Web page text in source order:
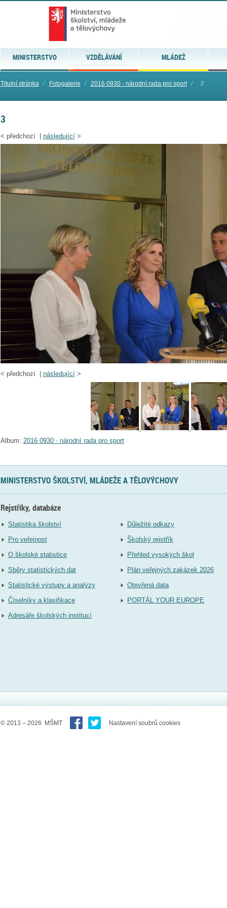
MINISTERSTVO VZDĚLÁVÁNÍ MLÁDEŽ
Titulní stránka ⁄ Fotogalerie ⁄ 2016 0930 - národní rada pro sport ⁄ 3
3
< předchozí | následující>
< předchozí | následující>
Album: 2016 0930 - národní rada pro sport
MINISTERSTVO ŠKOLSTVÍ, MLÁDEŽE A TĚLOVÝCHOVY
Rejstříky, databáze
Statistika školství
Pro veřejnost
O školské statistice
Sběry statistických dat
Statistické výstupy a analýzy
Číselníky a klasifikace
Adresáře školských institucí
Důležité odkazy
Školský rejstřík
Přehled vysokých škol
Plán veřejných zakázek 2026
Otevřená data
PORTÁL YOUR EUROPE
© 2013 – 2026 MŠMT Nastavení soubrů cookies